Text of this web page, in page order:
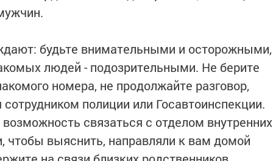
будьте внимательными и осторожными,
людей - подозрительными. Не берите
номера, не продолжайте разговор,
полиции или Госавтоинспекции.
связаться с отделом внутренних
чтобы выяснить, направляли к вам домой